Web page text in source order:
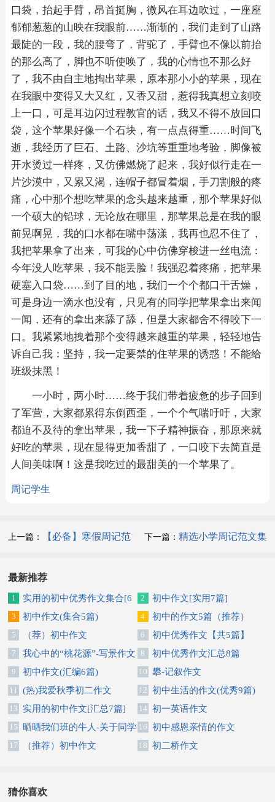
口袋，抬起手臂，昂首挺胸，微风在耳边吹过，一座座
郁郁葱葱的山映在我眼前……渐渐的，我们走到了山路
最陡的一段，我的腰弯了，背驼了，手臂也不像以前抬
的那么高了，脚也不听使唤了，我的心情也不那么好
了，我不由自主地掏出苹果，原本那小小的苹果，现在
在我眼中变得又大又红，又香又甜，惹得我真想立刻咬
上一口，可是耳边闪过程教官的话，我又不得不放回口
袋，这个苹果好像一个石块，有一点点得重……时间飞
逝，我经历了巨石、土路、沙坑等重重地考验，脚像被
开水烫过一样疼，又仿佛燃烧了起来，我好似行走在一
片沙漠中，又累又渴，连帽子都冒着烟，手刀割般的疼
痛，心中那个想吃苹果的念头越来越重，那个苹果好似
一个硕大的铅球，无论放在哪里，那苹果总是在我的眼
前晃啊晃，我的口水都在嘴中荡漾，我再也忍不住了，
我把苹果拿了出来，可我的心中仿佛穿梭进一丝电流：
今年没人吃苹果，我不能丢脸！我强忍着疼痛，把苹果
硬塞入口袋……到了目的地，我们一个个都口干舌燥，
可是身边一滴水也没有，只见有的同学把苹果拿出来闻
一闻，还有的拿出来舔了舔，但是大家都舍不得咬下一
口。我紧紧地拽着那个变得越来越重的苹果，轻轻地告
诉自己我：坚持，我一定要禁的住苹果的诱惑！不能给
班级抹黑！
一小时，两小时……终于我们带着疲惫的步子回到
了军营，大家都累得东倒西歪，一个个气喘吁吁，大家
都迫不及待的拿出苹果，我一下子精神振奋，那原来就
好吃的苹果，现在显得更加香甜了，一口咬下去简直是
人间美味啊！这是我吃过的最甜美的一个苹果了。
周记学生
上一篇：
【必备】寒假周记范
下一篇： 精选小学周记范文集
最新推荐
1
实用的初中优秀作文集合[6
篇]
2 初中作文[实用7篇]
3 初中作文(集合5篇) 4 初中的作文5篇（推荐）
5 （荐）初中作文 6 初中优秀作文【共5篇】
7 我心中的“桃花源”-写景作文 8 初中优秀作文汇总8篇
9 初中作文(汇编6篇) 10 攀-记叙作文
11 (热)我爱秋季初二作文 12 初中生活的作文(优秀9篇)
13 实用的初中作文[汇总7篇] 14 初一英语作文
15
晒晒我们班的牛人-关于同学
作文
16 初中感恩亲情的作文
17 （推荐）初中作文 18 初二桥作文
猜你喜欢